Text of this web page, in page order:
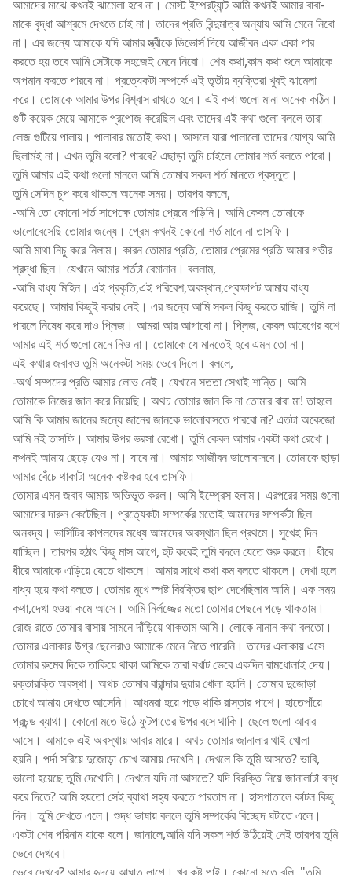
আমাদের মাঝে কখনই ঝামেলা হবে না। মোস্ট ইম্পরট্যান্ট আমি কখনই আমার বাবা-
মাকে বৃদ্ধা আশ্রমে দেখতে চাই না। তাদের প্রতি বিন্দুমাত্র অন্যায় আমি মেনে নিবো
না। এর জন্যে আমাকে যদি আমার স্ত্রীকে ডিভোর্স দিয়ে আজীবন একা একা পার
করতে হয় তবে আমি সেটাকে সহজেই মেনে নিবো। শেষ কথা,কান কথা শুনে আমাকে
অপমান করতে পারবে না। প্রত্যেকটা সম্পর্কে এই তৃতীয় ব্যক্তিরা খুবই ঝামেলা
করে। তোমাকে আমার উপর বিশ্বাস রাখতে হবে। এই কথা গুলো মানা অনেক কঠিন।
গুটি কয়েক মেয়ে আমাকে প্রপোজ করেছিল এবং তাদের এই কথা গুলো বললে তারা
লেজ গুটিয়ে পালায়। পালাবার মতোই কথা। আসলে যারা পালালো তাদের যোগ্য আমি
ছিলামই না। এখন তুমি বলো? পারবে? এছাড়া তুমি চাইলে তোমার শর্ত বলতে পারো।
তুমি আমার এই কথা গুলো মানলে আমি তোমার সকল শর্ত মানতে প্রস্তুত।
তুমি সেদিন চুপ করে থাকলে অনেক সময়। তারপর বললে,
-আমি তো কোনো শর্ত সাপেক্ষে তোমার প্রেমে পড়িনি। আমি কেবল তোমাকে
ভালোবেসেছি তোমার জন্যে। প্রেম কখনই কোনো শর্ত মানে না তাসফি।
আমি মাথা নিচু করে নিলাম। কারন তোমার প্রতি, তোমার প্রেমের প্রতি আমার গভীর
শ্রদ্ধা ছিল। যেখানে আমার শর্তটা বেমানান। বললাম,
-আমি বাধ্য মিহিন। এই প্রকৃতি,এই পরিবেশ,অবস্থান,প্রেক্ষাপট আমায় বাধ্য
করেছে। আমার কিছুই করার নেই। এর জন্যে আমি সকল কিছু করতে রাজি। তুমি না
পারলে নিষেধ করে দাও প্লিজ। আমরা আর আগাবো না। প্লিজ, কেবল আবেগের বশে
আমার এই শর্ত গুলো মেনে নিও না। তোমাকে যে মানতেই হবে এমন তো না।
এই কথার জবাবও তুমি অনেকটা সময় ভেবে দিলে। বললে,
-অর্থ সম্পদের প্রতি আমার লোভ নেই। যেখানে সততা সেখাই শান্তি। আমি
তোমাকে নিজের জান করে নিয়েছি। অথচ তোমার জান কি না তোমার বাবা মা! তাহলে
আমি কি আমার জানের জন্যে জানের জানকে ভালোবাসতে পারবো না? এতটা অকেজো
আমি নই তাসফি। আমার উপর ভরসা রেখো। তুমি কেবল আমার একটা কথা রেখো।
কখনই আমায় ছেড়ে যেও না। যাবে না। আমায় আজীবন ভালোবাসবে। তোমাকে ছাড়া
আমার বেঁচে থাকাটা অনেক কষ্টকর হবে তাসফি।
তোমার এমন জবাব আমায় অভিভূত করল। আমি ইম্প্রেস হলাম। এরপরের সময় গুলো
আমাদের দারুন কেটেছিল। প্রত্যেকটা সম্পর্কের মতোই আমাদের সম্পর্কটা ছিল
অনবদ্য। ভার্সিটির কাপলদের মধ্যে আমাদের অবস্থান ছিল প্রথমে। সুখেই দিন
যাচ্ছিল। তারপর হঠাৎ কিছু মাস আগে, হুট করেই তুমি বদলে যেতে শুরু করলে। ধীরে
ধীরে আমাকে এড়িয়ে যেতে থাকলে। আমার সাথে কথা কম বলতে থাকলে। দেখা হলে
বাধ্য হয়ে কথা বলতে। তোমার মুখে স্পষ্ট বিরক্তির ছাপ দেখেছিলাম আমি। এক সময়
কথা,দেখা হওয়া কমে আসে। আমি নির্লজ্জের মতো তোমার পেছনে পড়ে থাকতাম।
রোজ রাতে তোমার বাসায় সামনে দাঁড়িয়ে থাকতাম আমি। লোকে নানান কথা বলতো।
তোমার এলাকার উগ্র ছেলেরাও আমাকে মেনে নিতে পারেনি। তাদের এলাকায় এসে
তোমার রুমের দিকে তাকিয়ে থাকা আমিকে তারা বখাট ভেবে একদিন রামধোলাই দেয়।
রক্তারক্তি অবস্থা। অথচ তোমার বারান্দার দুয়ার খোলা হয়নি। তোমার দুজোড়া
চোখে আমায় দেখতে আসেনি। আধমরা হয়ে পড়ে থাকি রাস্তার পাশে। হাতেপাঁয়ে
প্রচন্ড ব্যাথা। কোনো মতে উঠে ফুটপাতের উপর বসে থাকি। ছেলে গুলো আবার
আসে। আমাকে এই অবস্থায় আবার মারে। অথচ তোমার জানালার থাই খোলা
হয়নি। পর্দা সরিয়ে দুজোড়া চোখ আমায় দেখেনি। দেখলে কি তুমি আসতে? ভাবি,
ভালো হয়েছে তুমি দেখোনি। দেখলে যদি না আসতে? যদি বিরক্তি নিয়ে জানালাটা বন্ধ
করে দিতে? আমি হয়তো সেই ব্যাথা সহ্য করতে পারতাম না। হাসপাতালে কাটল কিছু
দিন। তুমি দেখতে এলে। শুদ্ধ ভাষায় বললে তুমি সম্পর্কের বিচ্ছেদ ঘটাতে এলে।
একটা শেষ পরিনাম যাকে বলে। জানালে,আমি যদি সকল শর্ত উঠিয়েই নেই তারপর তুমি
ভেবে দেখবে।